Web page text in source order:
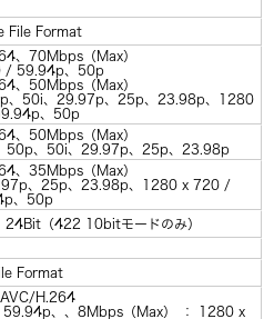
File Format
、70Mbps（Max）
/ 59.94p、50p
、50Mbps（Max）
、50i、29.97p、25p、23.98p、1280
、50p
、50Mbps（Max）
、50i、29.97p、25p、23.98p
、35Mbps（Max）
、25p、23.98p、1280 x 720 /
、50p
（422 10bitモードのみ）
Format
AVC/H.264
、、8Mbps（Max） ： 1280 x